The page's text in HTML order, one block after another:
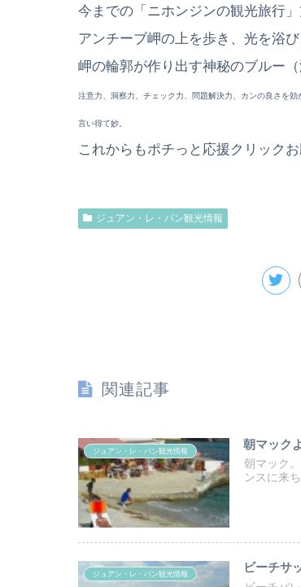
今までの「ニホンジンの観光旅行」
アンチーブ岬の上を歩き、光を浴び
岬の輪郭が作り出す神秘のブルー
注意力、洞察力、チェック力、問題解決力、カンの良さを
言い得て妙。
これからもポチっと応援クリッ
ジュアン・レ・パン観光情報
関連記事
ジュアン・レ・パン観光情報
朝マック
朝マック
ンスに来
ジュアン・レ・パン観光情報
ビーチサ